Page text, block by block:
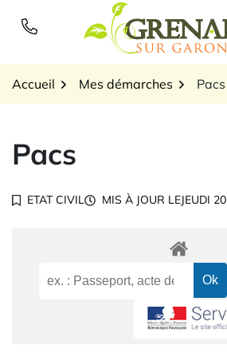
Logo
Accueil Mes démarches Pacs
Pacs
ETAT CIVIL MIS À JOUR LEJEUDI